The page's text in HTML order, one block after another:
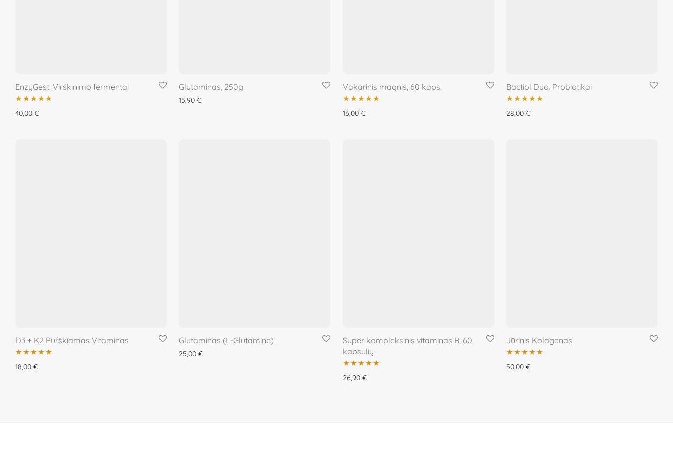
EnzyGest. Virškinimo fermentai
Įvertinimas:
40,00 €
Glutaminas, 250g
15,90 €
Vakarinis magnis, 60 kaps.
Įvertinimas:
16,00 €
Bactiol Duo. Probiotikai
Įvertinimas:
28,00 €
D3 + K2 Purškiamas Vitaminas
Įvertinimas:
18,00 €
Glutaminas (L-Glutamine)
25,00 €
Super kompleksinis vitaminas B, 60
kapsulių
Įvertinimas:
26,90 €
Jūrinis Kolagenas
Įvertinimas:
50,00 €